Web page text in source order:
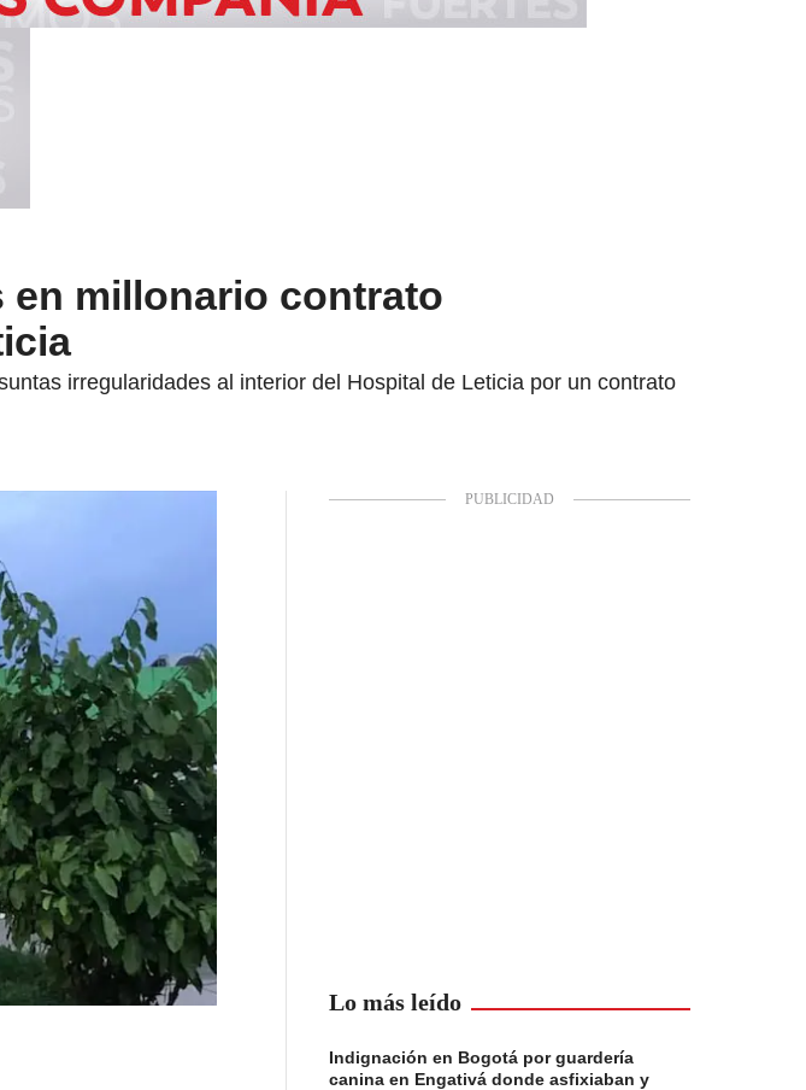
millonario contrato
irregularidades al interior del Hospital de Leticia por un contrato
Lo más leído
Indignación en Bogotá por guardería
canina en Engativá donde asfixiaban y